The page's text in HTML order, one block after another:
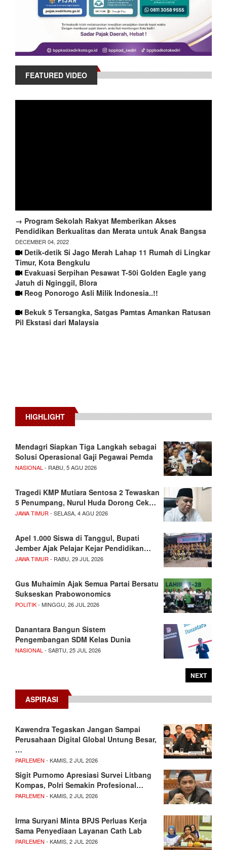
FEATURED VIDEO
→ Program Sekolah Rakyat Memberikan Akses
Pendidikan Berkualitas dan Merata untuk Anak Bangsa
DECEMBER 04, 2022
Detik-detik Si Jago Merah Lahap 11 Rumah di Lingkar
Timur, Kota Bengkulu
Evakuasi Serpihan Pesawat T-50i Golden Eagle yang
Jatuh di Nginggil, Blora
Reog Ponorogo Asli Milik Indonesia..!!
Bekuk 5 Tersangka, Satgas Pamtas Amankan Ratusan
Pil Ekstasi dari Malaysia
HIGHLIGHT
Mendagri Siapkan Tiga Langkah sebagai
Solusi Operasional Gaji Pegawai Pemda
NASIONAL - RABU, 5 AGU 2026
Tragedi KMP Mutiara Sentosa 2 Tewaskan
5 Penumpang, Nurul Huda Dorong Cek…
JAWA TIMUR - SELASA, 4 AGU 2026
Apel 1.000 Siswa di Tanggul, Bupati
Jember Ajak Pelajar Kejar Pendidikan…
JAWA TIMUR - RABU, 29 JUL 2026
Gus Muhaimin Ajak Semua Partai Bersatu
Sukseskan Prabowonomics
POLITIK- MINGGU, 26 JUL 2026
Danantara Bangun Sistem
Pengembangan SDM Kelas Dunia
NASIONAL - SABTU, 25 JUL 2026
NEXT
ASPIRASI
Kawendra Tegaskan Jangan Sampai
Perusahaan Digital Global Untung Besar,
…
PARLEMEN - KAMIS, 2 JUL 2026
Sigit Purnomo Apresiasi Survei Litbang
Kompas, Polri Semakin Profesional…
PARLEMEN - KAMIS, 2 JUL 2026
Irma Suryani Minta BPJS Perluas Kerja
Sama Penyediaan Layanan Cath Lab
PARLEMEN - KAMIS, 2 JUL 2026